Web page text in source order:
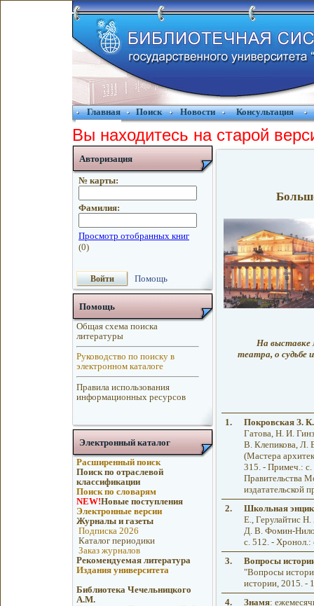
Главная Поиск Новости Консультация
Вы находитесь на старой
Авторизация
№ карты:
Фамилия:
Помощь
Помощь
Общая схема поиска
литературы
Руководство по поиску в
электронном каталоге
Правила использования
информационных ресурсов
Электронный каталог
Расширенный поиск
Поиск по отраслевой
классификации
Поиск по словарям
NEW!Новые поступления
Электронные версии
Журналы и газеты
Подписка 2026
Каталог периодики
Заказ журналов
Рекомендуемая литература
Издания университета
Библиотека Чечельницкого
А.М.
На выставке
театра, о судьбе
1. Покровская З. К.
Гатова, Н. И.
В. Клепикова, Л.
(Мастера
315. - Примеч.: с.
Правительства
издатательской
2.
Школьная
Е., Герулайтис
Д. В. Фомин-
с. 512. -
3.
Вопросы
"Вопросы
истории, 2015. -
4.
Знамя: